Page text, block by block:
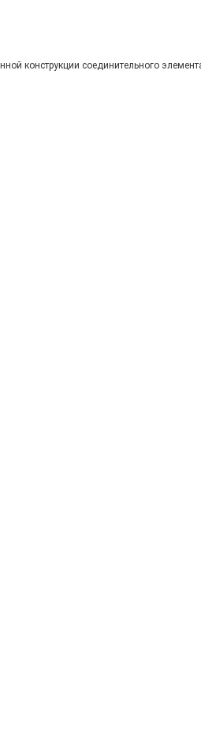
конструкции соединительного